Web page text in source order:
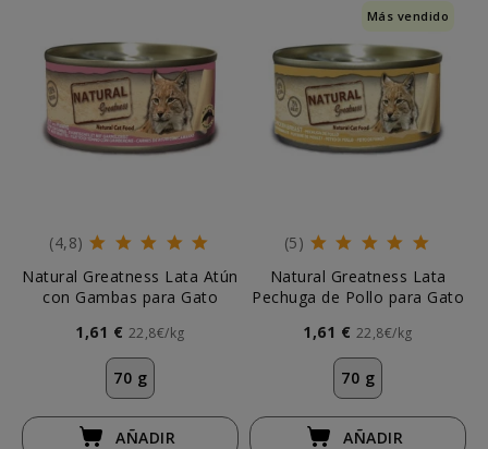
(4,8)
Natural Greatness Lata Atún
con Gambas para Gato
1,61 € 22,8€/kg
70 g
AÑADIR
Más vendido
(5)
Natural Greatness Lata
Pechuga de Pollo para Gato
1,61 € 22,8€/kg
70 g
AÑADIR